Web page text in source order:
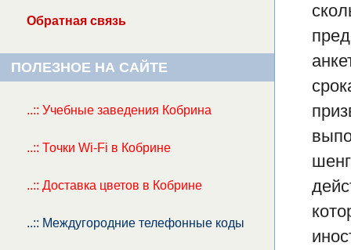
Обратная связь
ПОЛЕЗНОЕ НА САЙТЕ
..:: Учебные заведения Кобрина
..:: Точки Wi-Fi в Кобрине
..:: Доставка цветов в Кобрине
..:: Междугородние телефонные коды